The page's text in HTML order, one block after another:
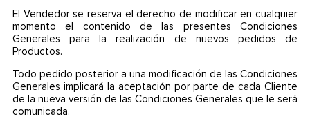
El Vendedor se reserva el derecho de modificar en cualquier
momento el contenido de las presentes Condiciones
Generales para la realización de nuevos pedidos de
Productos.
Todo pedido posterior a una modificación de las Condiciones
Generales implicará la aceptación por parte de cada Cliente
de la nueva versión de las Condiciones Generales que le será
comunicada.